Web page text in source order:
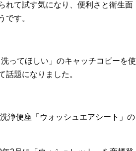
れて試す気になり、便利さと衛生面
です。
ってほしい」のキャッチコピーを使
話題になりました。
浄便座「ウォッシュエアシート」の